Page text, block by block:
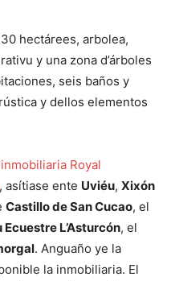
hectárees, arbolea,
y una zona d’árboles
seis baños y
y dellos elementos
inmobiliaria Royal
, asítiase ente Uviéu, Xixón
Castillo de San Cucao, el
Ecuestre L’Asturcón, el
. Anguaño ye la
la inmobiliaria. El